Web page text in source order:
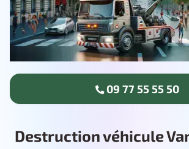
Destruction véhicule
09 77 55 55 50